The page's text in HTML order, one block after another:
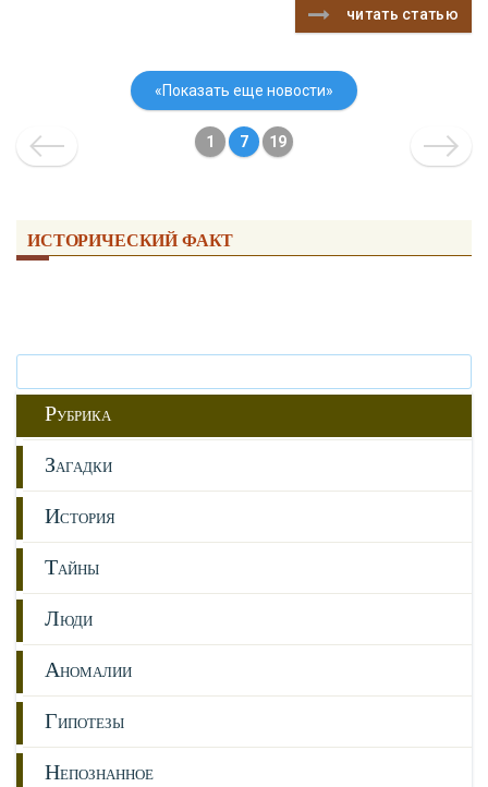
читать статью
«Показать еще новости»
1 7 19
ИСТОРИЧЕСКИЙ ФАКТ
РУБРИКА
ЗАГАДКИ
ИСТОРИЯ
ТАЙНЫ
ЛЮДИ
АНОМАЛИИ
ГИПОТЕЗЫ
НЕПОЗНАННОЕ